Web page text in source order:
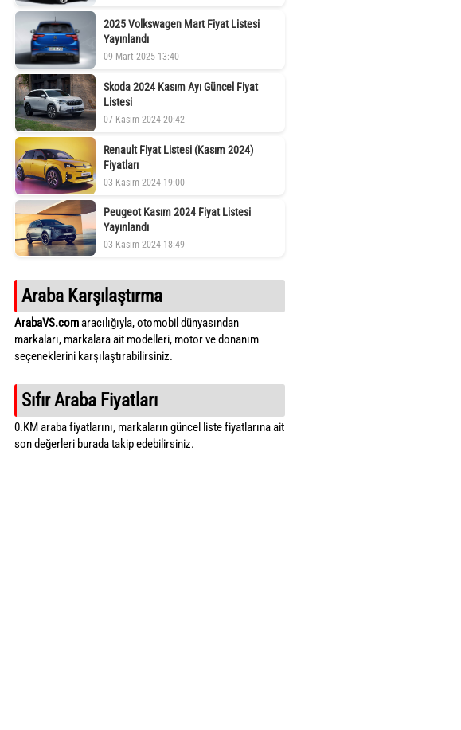
2025 Volkswagen Mart Fiyat Listesi
Yayınlandı
09 Mart 2025 13:40
Skoda 2024 Kasım Ayı Güncel Fiyat
Listesi
07 Kasım 2024 20:42
Renault Fiyat Listesi (Kasım 2024)
Fiyatları
03 Kasım 2024 19:00
Peugeot Kasım 2024 Fiyat Listesi
Yayınlandı
03 Kasım 2024 18:49
Araba Karşılaştırma
ArabaVS.comaracılığıyla, otomobil dünyasından
markaları, markalara ait modelleri, motor ve donanım
seçeneklerini karşılaştırabilirsiniz.
Sıfır Araba Fiyatları
0.KM araba fiyatlarını, markaların güncel liste fiyatlarına ait
son değerleri burada takip edebilirsiniz.